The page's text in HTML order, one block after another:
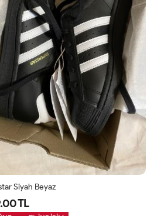
Siyah Beyaz
TL